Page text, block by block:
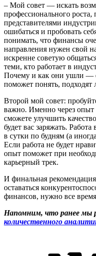
– Мой совет — искать
профессионального
представителями
ошибаться и пробовать
понимать, что финансы
направления нужен свой
искренне советую
теми, кто работает в
Почему и как они ушли —
поможет понять, подходят
Второй мой совет:
важно. Именно через опыт
сможете улучшить
будет вас заряжать.
в сутки по будням (а
Если работа не будет
опыт поможет при
карьерный трек.
И финальная
оставаться
финансов, нужно все
Напомним, что ранее мы
количественного